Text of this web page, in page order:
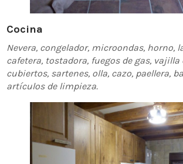
Cocina
Nevera, congelador, microondas, horno,
cafetera, tostadora, fuegos de gas, vajilla
cubiertos, sartenes, olla, cazo, paellera,
artículos de limpieza.